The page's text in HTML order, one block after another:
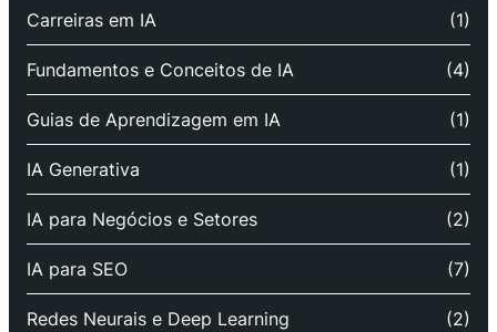
Carreiras em IA (1)
Fundamentos e Conceitos de IA (4)
Guias de Aprendizagem em IA (1)
IA Generativa (1)
IA para Negócios e Setores (2)
IA para SEO (7)
Redes Neurais e Deep Learning (2)